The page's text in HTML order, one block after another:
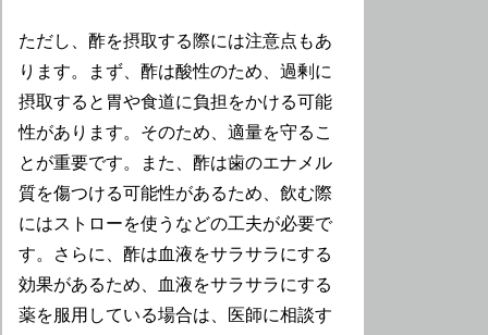
ただし、酢を摂取する際には注意点もあ
ります。まず、酢は酸性のため、過剰に
摂取すると胃や食道に負担をかける可能
性があります。そのため、適量を守るこ
とが重要です。また、酢は歯のエナメル
質を傷つける可能性があるため、飲む際
にはストローを使うなどの工夫が必要で
す。さらに、酢は血液をサラサラにする
効果があるため、血液をサラサラにする
薬を服用している場合は、医師に相談す